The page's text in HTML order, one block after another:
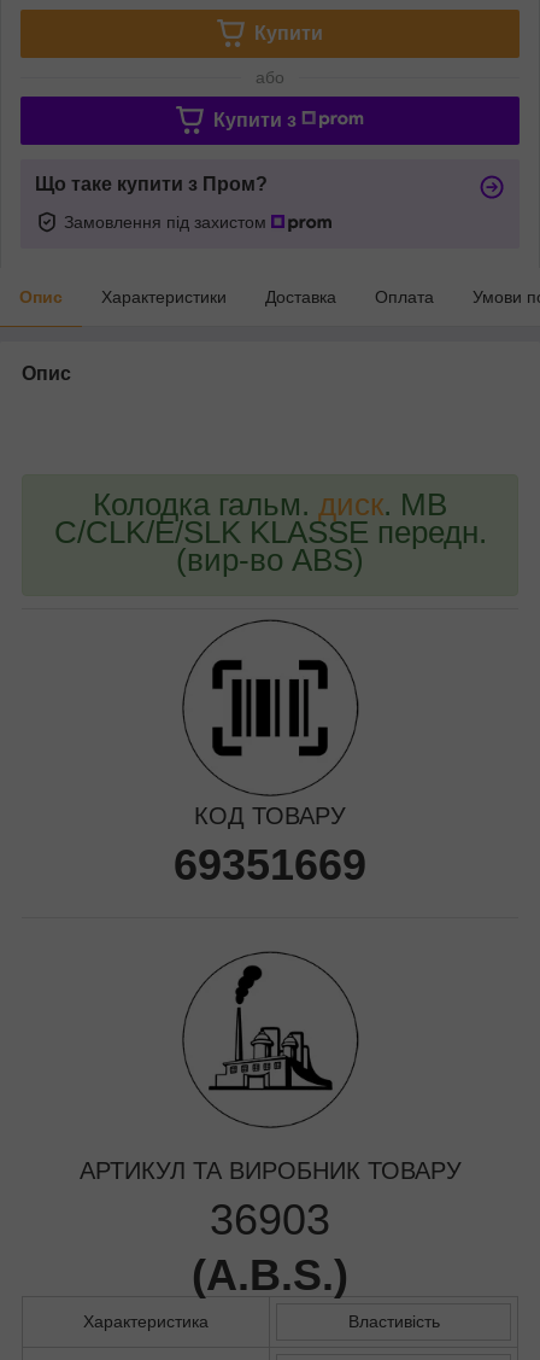
Купити
або
Купити з
Що таке купити з Пром?
Замовлення під захистом
Опис Характеристики Доставка Оплата Умови
Опис
Колодка гальм. диск. MB
C/CLK/E/SLK KLASSE передн.
(вир-во ABS)
КОД ТОВАРУ
69351669
АРТИКУЛ ТА ВИРОБНИК ТОВАРУ
36903
(A.B.S.)
Характеристика Властивість